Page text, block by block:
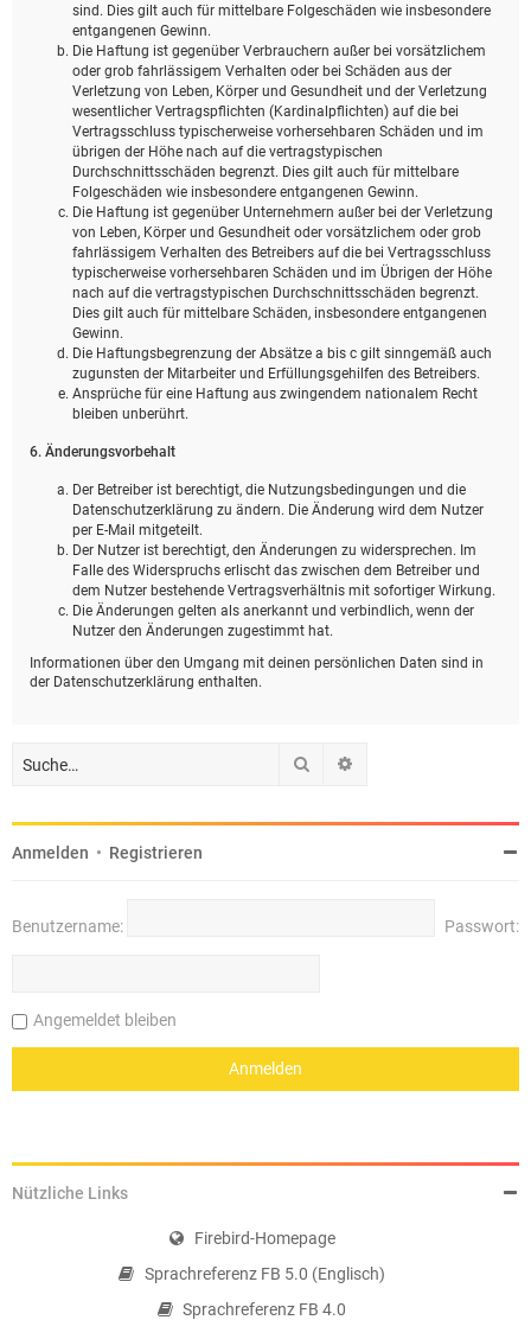
sind. Dies gilt auch für mittelbare Folgeschäden wie insbesondere
entgangenen Gewinn.
Die Haftung ist gegenüber Verbrauchern außer bei vorsätzlichem
oder grob fahrlässigem Verhalten oder bei Schäden aus der
Verletzung von Leben, Körper und Gesundheit und der Verletzung
wesentlicher Vertragspflichten (Kardinalpflichten) auf die bei
Vertragsschluss typischerweise vorhersehbaren Schäden und im
übrigen der Höhe nach auf die vertragstypischen
Durchschnittsschäden begrenzt. Dies gilt auch für mittelbare
Folgeschäden wie insbesondere entgangenen Gewinn.
Die Haftung ist gegenüber Unternehmern außer bei der Verletzung
von Leben, Körper und Gesundheit oder vorsätzlichem oder grob
fahrlässigem Verhalten des Betreibers auf die bei Vertragsschluss
typischerweise vorhersehbaren Schäden und im Übrigen der Höhe
nach auf die vertragstypischen Durchschnittsschäden begrenzt.
Dies gilt auch für mittelbare Schäden, insbesondere entgangenen
Gewinn.
Die Haftungsbegrenzung der Absätze a bis c gilt sinngemäß auch
zugunsten der Mitarbeiter und Erfüllungsgehilfen des Betreibers.
Ansprüche für eine Haftung aus zwingendem nationalem Recht
bleiben unberührt.
6. Änderungsvorbehalt
Der Betreiber ist berechtigt, die Nutzungsbedingungen und die
Datenschutzerklärung zu ändern. Die Änderung wird dem Nutzer
per E-Mail mitgeteilt.
Der Nutzer ist berechtigt, den Änderungen zu widersprechen. Im
Falle des Widerspruchs erlischt das zwischen dem Betreiber und
dem Nutzer bestehende Vertragsverhältnis mit sofortiger Wirkung.
Die Änderungen gelten als anerkannt und verbindlich, wenn der
Nutzer den Änderungen zugestimmt hat.
Informationen über den Umgang mit deinen persönlichen Daten sind in
der Datenschutzerklärung enthalten.
Suche
Anmelden • Registrieren
Benutzername: Passwort:
Angemeldet bleiben
Nützliche Links
Firebird-Homepage
Sprachreferenz FB 5.0 (Englisch)
Sprachreferenz FB 4.0